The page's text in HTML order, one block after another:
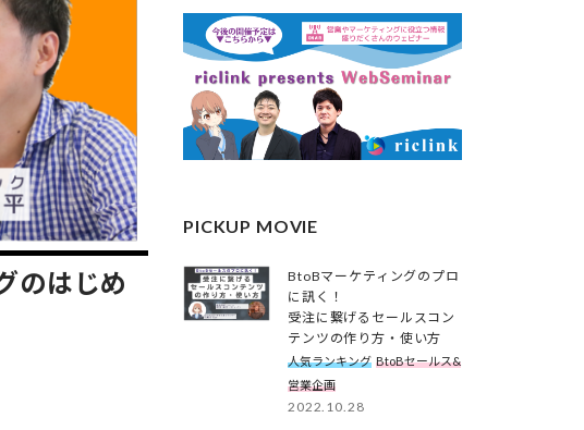
のはじめ
PICKUP MOVIE
BtoBマーケティングのプロ
に訊く！
受注に繋げるセールスコン
テンツの作り方・使い方
人気ランキング BtoBセールス&
営業企画
2022.10.28